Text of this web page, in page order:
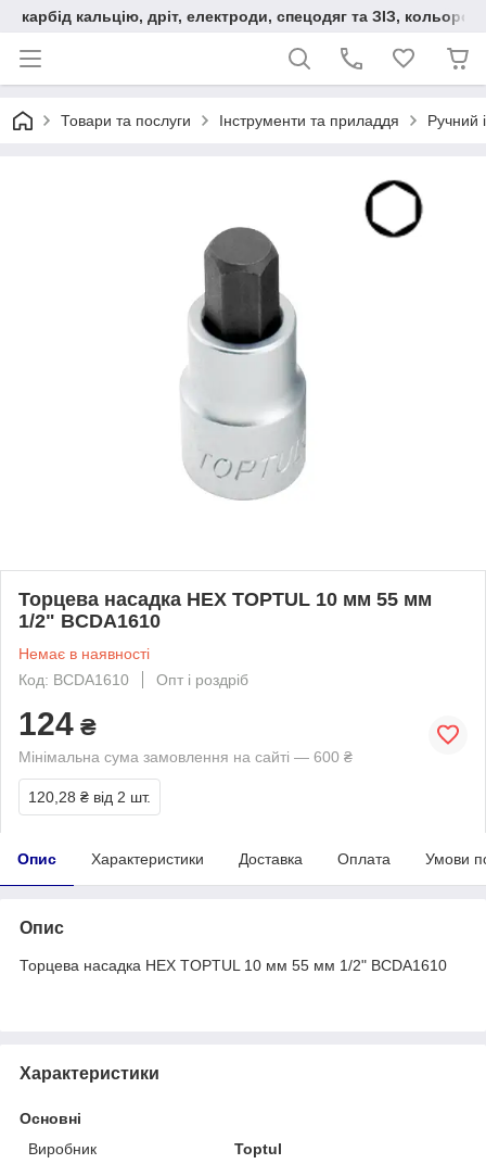
карбід кальцію, дріт, електроди, спецодяг та ЗІЗ,
Товари та послуги Інструменти та приладдя Ручний
Торцева насадка HEX TOPTUL 10 мм 55 мм
1/2" BCDA1610
Немає в наявності
Код: BCDA1610
Опт і роздріб
124 ₴
Мінімальна сума замовлення на сайті — 600 ₴
120,28 ₴ від 2 шт.
Опис Характеристики Доставка Оплата Умови
Опис
Торцева насадка HEX TOPTUL 10 мм 55 мм 1/2" BCDA1610
Характеристики
Основні
Виробник
Toptul